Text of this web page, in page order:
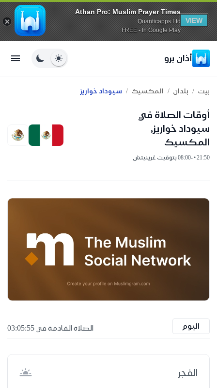
Athan Pro: Muslim Prayer Times
Quanticapps Ltd
FREE - In Google Play
VIEW
أذان برو
بيت / بلدان / المكسيك / سيوداد خواريز
أوقات الصلاة في
سيوداد خواريز,
المكسيك
21:50 • -08:00 بتوقيت غرينيتش
اليوم الصلاة القادمة في 03:05:55
الفجر